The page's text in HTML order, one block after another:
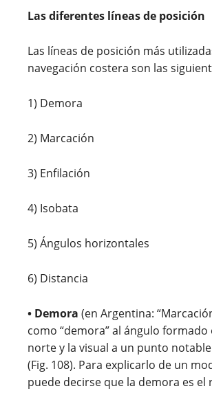
Las diferentes líneas de posición
Las líneas de posición más
navegación costera son las
1) Demora
2) Marcación
3) Enfilación
4) Isobata
5) Ángulos horizontales
6) Distancia
• Demora (en Argentina:
como “demora” al ángulo formado
norte y la visual a un punto
(Fig. 108). Para explicarlo de un
puede decirse que la demora es el